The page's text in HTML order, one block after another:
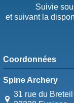
Suivie
et suivant la
Coordonnées
Spine Archery
31 rue du Breteil